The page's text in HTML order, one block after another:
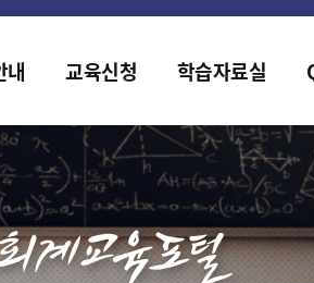
개편되었습니다.
내 교육신청 학습자료실